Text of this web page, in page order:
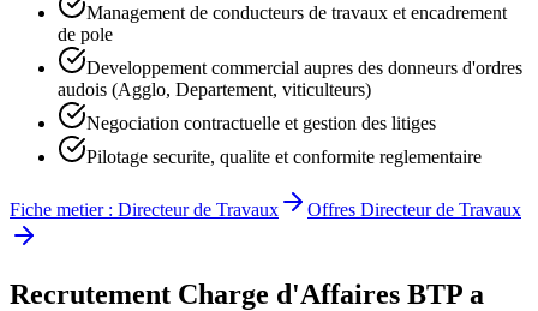
Management de conducteurs de travaux et encadrement
de pole
Developpement commercial aupres des donneurs d'ordres
audois (Agglo, Departement, viticulteurs)
Negociation contractuelle et gestion des litiges
Pilotage securite, qualite et conformite reglementaire
Fiche metier : Directeur de Travaux Offres Directeur de Travaux
Recrutement Charge d'Affaires BTP a